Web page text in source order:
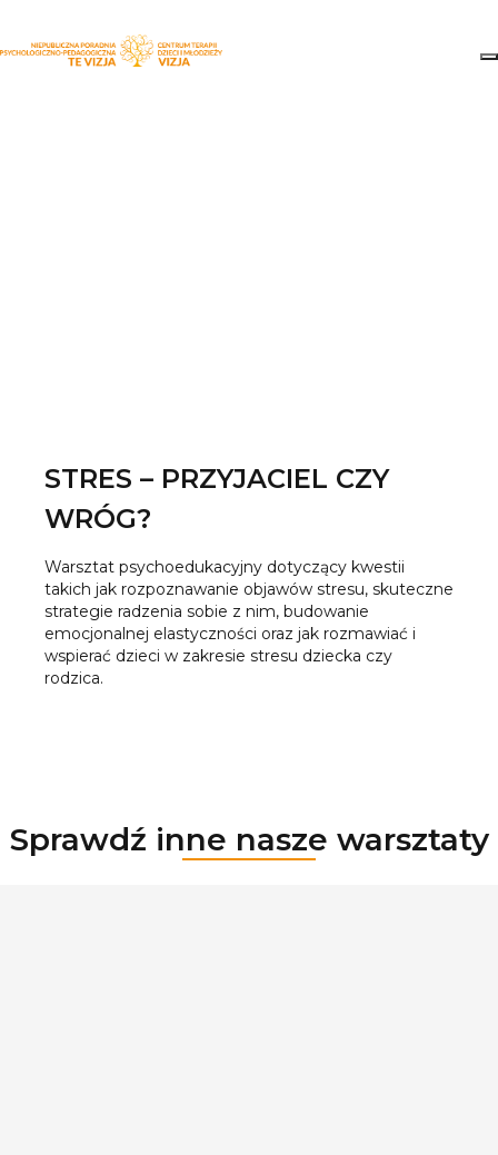
STRES – PRZYJACIEL CZY
WRÓG?
Warsztat psychoedukacyjny dotyczący kwestii
takich jak rozpoznawanie objawów stresu, skuteczne
strategie radzenia sobie z nim, budowanie
emocjonalnej elastyczności oraz jak rozmawiać i
wspierać dzieci w zakresie stresu dziecka czy
rodzica.
Sprawdź inne nasze warsztaty